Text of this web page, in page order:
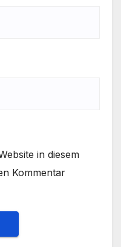
in diesem
Kommentar